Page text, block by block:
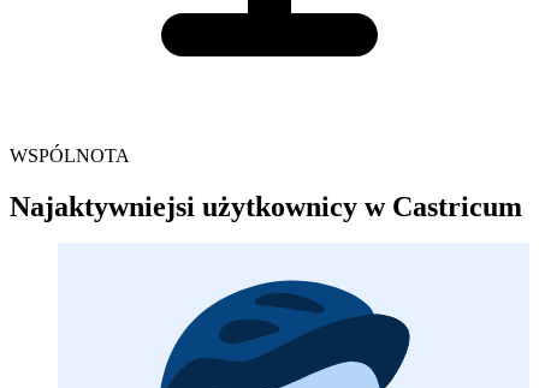
WSPÓLNOTA
Najaktywniejsi użytkownicy w Castricum